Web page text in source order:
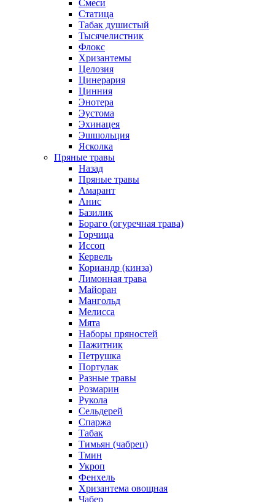
Смеси
Статица
Табак душистый
Тысячелистник
Флокс
Хризантемы
Целозия
Цинерария
Цинния
Энотера
Эустома
Эхинацея
Эшшольция
Ясколка
Пряные травы
Назад
Пряные травы
Амарант
Анис
Базилик
Бораго (огуречная трава)
Горчица
Иссоп
Кервель
Кориандр (кинза)
Лимонная трава
Майоран
Мангольд
Мелисса
Мята
Наборы пряностей
Пажитник
Петрушка
Портулак
Разные травы
Розмарин
Рукола
Сельдерей
Спаржа
Табак
Тимьян (чабрец)
Тмин
Укроп
Фенхель
Хризантема овощная
Чабер